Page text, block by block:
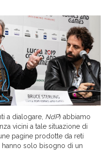
a dialogare, NdP) abbiamo
vicini a tale situazione di
pagine prodotte da reti
hanno solo bisogno di un